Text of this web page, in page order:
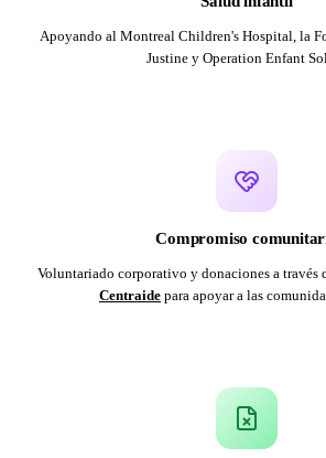
Apoyando al Montreal Children's Hospital, la
Justine y Operation Enfant
Compromiso
Voluntariado corporativo y donaciones a través
Centraide para apoyar a las